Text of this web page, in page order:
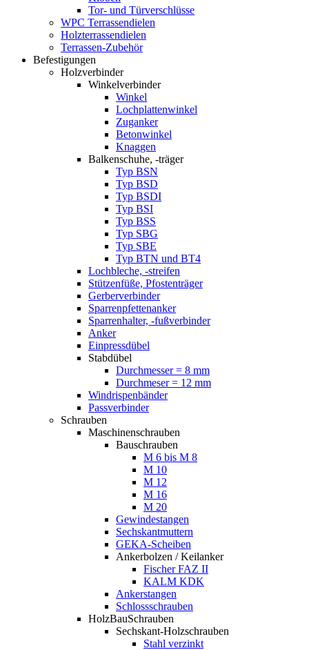
Tor- und Türverschlüsse
WPC Terrassendielen
Holzterrassendielen
Terrassen-Zubehör
Befestigungen
Holzverbinder
Winkelverbinder
Winkel
Lochplattenwinkel
Zuganker
Betonwinkel
Knaggen
Balkenschuhe, -träger
Typ BSN
Typ BSD
Typ BSDI
Typ BSI
Typ BSS
Typ SBG
Typ SBE
Typ BTN und BT4
Lochbleche, -streifen
Stützenfüße, Pfostenträger
Gerberverbinder
Sparrenpfettenanker
Sparrenhalter, -fußverbinder
Anker
Einpressdübel
Stabdübel
Durchmesser = 8 mm
Durchmeser = 12 mm
Windrispenbänder
Passverbinder
Schrauben
Maschinenschrauben
Bauschrauben
M 6 bis M 8
M 10
M 12
M 16
M 20
Gewindestangen
Sechskantmuttern
GEKA-Scheiben
Ankerbolzen / Keilanker
Fischer FAZ II
KALM KDK
Ankerstangen
Schlossschrauben
HolzBauSchrauben
Sechskant-Holzschrauben
Stahl verzinkt